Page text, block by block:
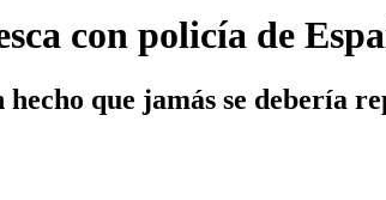
con policía de
que jamás se debería